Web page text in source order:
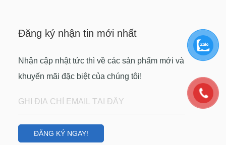
Đăng ký nhận tin mới nhất
Nhận cập nhật tức thì về các sản phẩm mới và
khuyến mãi đặc biệt của chúng tôi!